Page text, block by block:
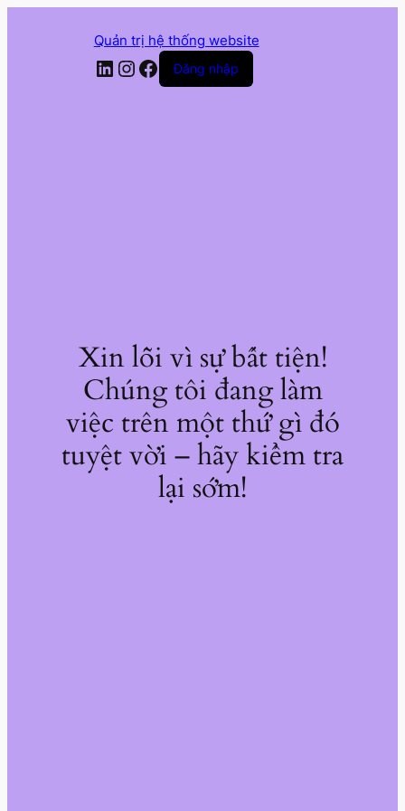
Quản trị hệ thống website
LinkedIn
Instagram
Facebook
Đăng nhập
Xin lỗi vì sự bất tiện!
Chúng tôi đang làm
việc trên một thứ gì đó
tuyệt vời – hãy kiểm tra
lại sớm!